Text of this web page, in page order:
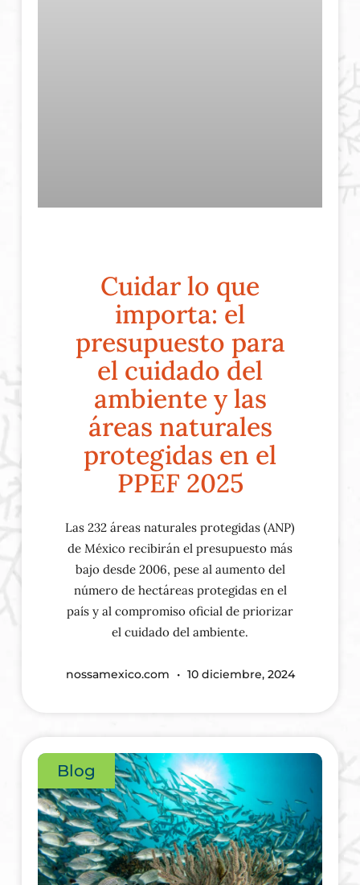
Cuidar lo que
importa: el
presupuesto para
el cuidado del
ambiente y las
áreas naturales
protegidas en el
PPEF 2025
Las 232 áreas naturales protegidas (ANP)
de México recibirán el presupuesto más
bajo desde 2006, pese al aumento del
número de hectáreas protegidas en el
país y al compromiso oficial de priorizar
el cuidado del ambiente.
nossamexico.com 10 diciembre, 2024
Blog